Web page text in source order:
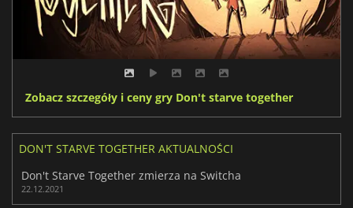
Zobacz szczegóły i ceny gry Don't starve together
DON'T STARVE TOGETHER AKTUALNOŚCI
Don't Starve Together zmierza na Switcha
22.12.2021